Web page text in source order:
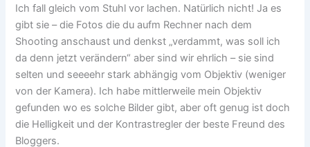
Ich fall gleich vom Stuhl vor lachen. Natürlich nicht! Ja es
gibt sie – die Fotos die du aufm Rechner nach dem
Shooting anschaust und denkst „verdammt, was soll ich
da denn jetzt verändern“ aber sind wir ehrlich – sie sind
selten und seeeehr stark abhängig vom Objektiv (weniger
von der Kamera). Ich habe mittlerweile mein Objektiv
gefunden wo es solche Bilder gibt, aber oft genug ist doch
die Helligkeit und der Kontrastregler der beste Freund des
Bloggers.